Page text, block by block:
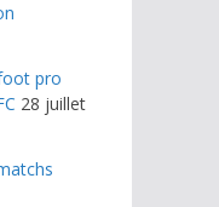
pro
28 juillet